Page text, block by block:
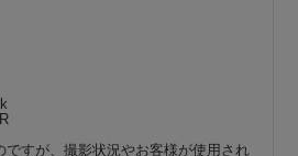
すが、撮影状況やお客様が使用され